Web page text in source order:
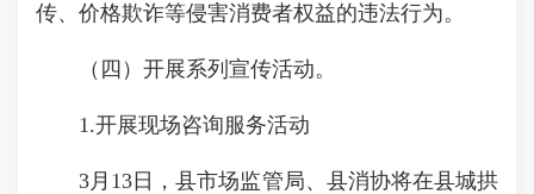
传、价格欺诈等侵害消费者权益的违法行为。
（四）开展系列宣传活动。
1.开展现场咨询服务活动
3月13日，县市场监管局、县消协将在县城拱